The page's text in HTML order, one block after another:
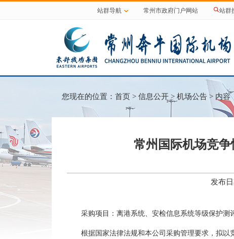
站群导航 常州市政府门户网站 站群
您现在的位置： 首页 > 信息公开 > 机场公告 > 内容
常州国际机场竞争
发布
采购项目：离港系统、安检信息系统等级保护测
根据国家法律法规和本公司采购管理要求，拟以